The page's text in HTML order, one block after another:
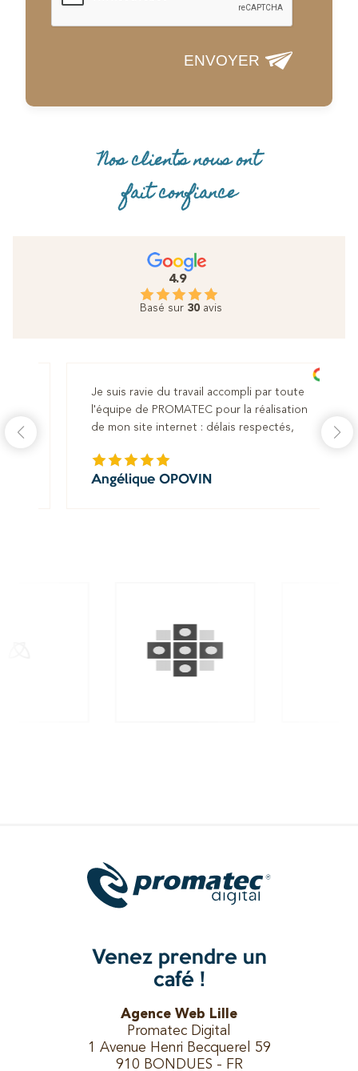
ENVOYER
Nos clients nous ont
fait confiance
4.9
Basé sur 30 avis
Je suis ravie du travail accompli par toute
l'équipe de PROMATEC pour la réalisation
de mon site internet : délais respectés,
réactive et à l'écoute. Reste à voir le
référencement dans les mois à venir, mais je
Angélique OPOVIN
Venez prendre un
café !
Agence Web Lille
Promatec Digital
1 Avenue Henri Becquerel 59
910 BONDUES - FR